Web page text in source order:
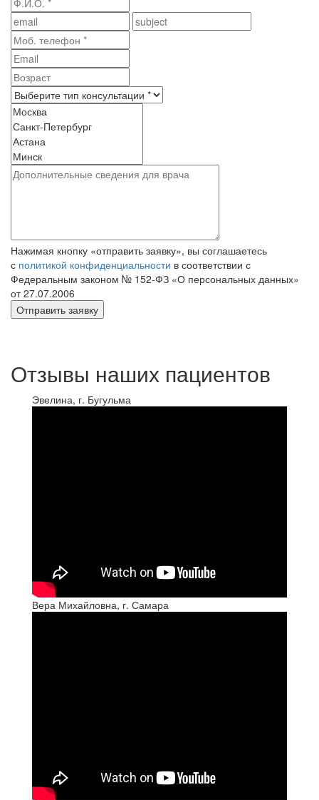
Нажимая кнопку «отправить заявку», вы соглашаетесь
с политикой конфиденциальности в соответствии с
Федеральным законом № 152‑ФЗ «О персональных данных»
от 27.07.2006
Отзывы наших пациентов
Эвелина, г. Бугульма
Вера Михайловна, г. Самара